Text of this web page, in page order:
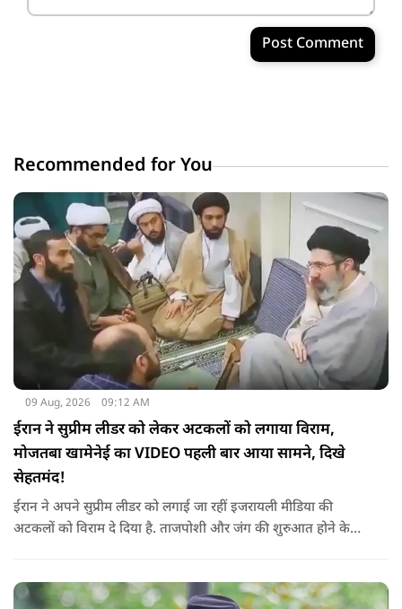
Post Comment
Recommended for You
09 Aug, 2026 09:12 AM
ईरान ने सुप्रीम लीडर को लेकर अटकलों को लगाया विराम,
मोजतबा खामेनेई का VIDEO पहली बार आया सामने, दिखे
सेहतमंद!
ईरान ने अपने सुप्रीम लीडर को लगाई जा रहीं इजरायली मीडिया की
अटकलों को विराम दे दिया है. ताजपोशी और जंग की शुरुआत होने के